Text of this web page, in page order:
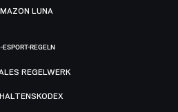
LUNA
ESPORT-REGELN
REGELWERK